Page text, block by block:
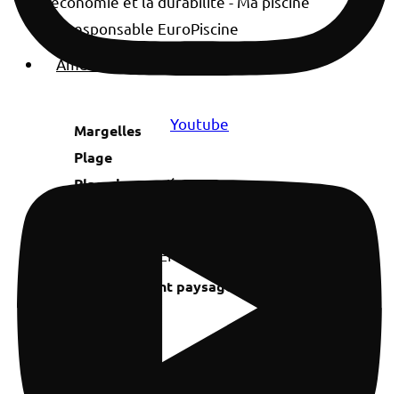
Aménagement
Margelles
Plage
Plage immergée
AMÉNAGEMENT PAYSAGER
Aménagement paysager de piscine
Youtube